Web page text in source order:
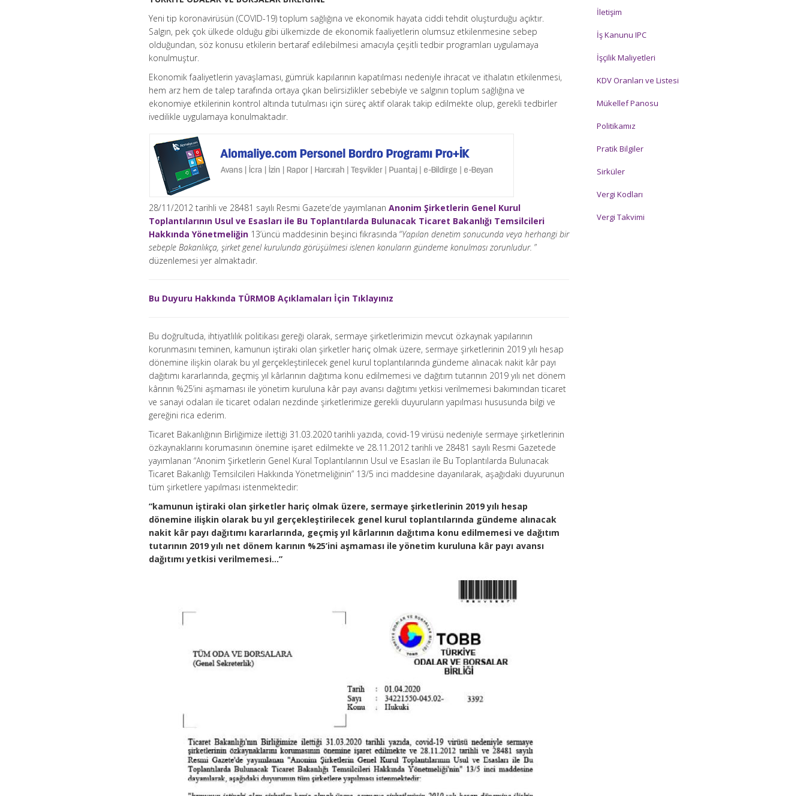
Yeni tip koronavirüsün (COVID-19) toplum sağlığına ve ekonomik hayata ciddi tehdit oluşturduğu açıktır.
Salgın, pek çok ülkede olduğu gibi ülkemizde de ekonomik faaliyetlerin olumsuz etkilenmesine sebep
olduğundan, söz konusu etkilerin bertaraf edilebilmesi amacıyla çeşitli tedbir programları uygulamaya
konulmuştur.
Ekonomik faaliyetlerin yavaşlaması, gümrük kapılarının kapatılması nedeniyle ihracat ve ithalatın etkilenmesi,
hem arz hem de talep tarafında ortaya çıkan belirsizlikler sebebiyle ve salgının toplum sağlığına ve
ekonomiye etkilerinin kontrol altında tutulması için süreç aktif olarak takip edilmekte olup, gerekli tedbirler
ivedilikle uygulamaya konulmaktadır.
28/11/2012 tarihli ve 28481 sayılı Resmi Gazete’de yayımlananAnonim Şirketlerin Genel Kurul
Toplantılarının Usul ve Esasları ile Bu Toplantılarda Bulunacak Ticaret Bakanlığı Temsilcileri
Hakkında Yönetmeliğin 13’üncü maddesinin beşinci fıkrasında “Yapılan denetim sonucunda veya herhangi bir
sebeple Bakanlıkça, şirket genel kurulunda görüşülmesi islenen konuların gündeme konulması zorunludur. ”
düzenlemesi yer almaktadır.
Bu Duyuru Hakkında TÜRMOB Açıklamaları İçin Tıklayınız
Bu doğrultuda, ihtiyatlılık politikası gereği olarak, sermaye şirketlerimizin mevcut özkaynak yapılarının
korunmasını teminen, kamunun iştiraki olan şirketler hariç olmak üzere, sermaye şirketlerinin 2019 yılı hesap
dönemine ilişkin olarak bu yıl gerçekleştirilecek genel kurul toplantılarında gündeme alınacak nakit kâr payı
dağıtımı kararlarında, geçmiş yıl kârlarının dağıtıma konu edilmemesi ve dağıtım tutarının 2019 yılı net dönem
kârının %25’ini aşmaması ile yönetim kuruluna kâr payı avansı dağıtımı yetkisi verilmemesi bakımından ticaret
ve sanayi odaları ile ticaret odaları nezdinde şirketlerimize gerekli duyuruların yapılması hususunda bilgi ve
gereğini rica ederim.
Ticaret Bakanlığının Birliğimize ilettiği 31.03.2020 tarihli yazıda, covid-19 virüsü nedeniyle sermaye şirketlerinin
özkaynaklarını korumasının önemine işaret edilmekte ve 28.11.2012 tarihli ve 28481 sayılı Resmi Gazetede
yayımlanan “Anonim Şirketlerin Genel Kural Toplantılarının Usul ve Esasları ile Bu Toplantılarda Bulunacak
Ticaret Bakanlığı Temsilcileri Hakkında Yönetmeliğinin” 13/5 inci maddesine dayanılarak, aşağıdaki duyurunun
tüm şirketlere yapılması istenmektedir:
“kamunun iştiraki olan şirketler hariç olmak üzere, sermaye şirketlerinin 2019 yılı hesap
dönemine ilişkin olarak bu yıl gerçekleştirilecek genel kurul toplantılarında gündeme alınacak
nakit kâr payı dağıtımı kararlarında, geçmiş yıl kârlarının dağıtıma konu edilmemesi ve dağıtım
tutarının 2019 yılı net dönem karının %25’ini aşmaması ile yönetim kuruluna kâr payı avansı
dağıtımı yetkisi verilmemesi…”
İletişim
İş Kanunu IPC
İşçilik Maliyetleri
KDV Oranları ve Listesi
Mükellef Panosu
Politikamız
Pratik Bilgiler
Sirküler
Vergi Kodları
Vergi Takvimi